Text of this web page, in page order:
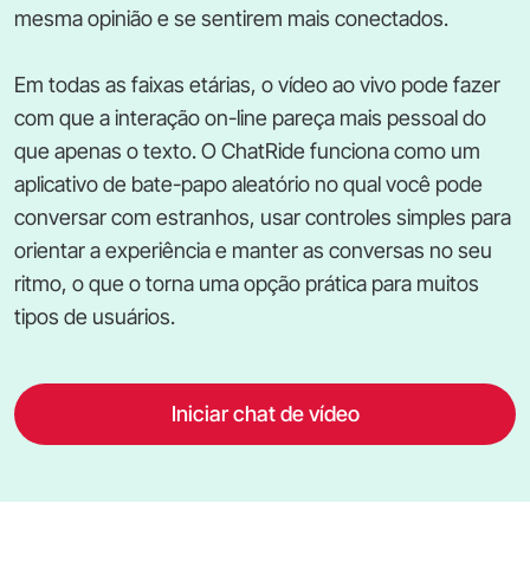
mesma opinião e se sentirem mais conectados.
Em todas as faixas etárias, o vídeo ao vivo pode fazer
com que a interação on-line pareça mais pessoal do
que apenas o texto. O ChatRide funciona como um
aplicativo de bate-papo aleatório no qual você pode
conversar com estranhos, usar controles simples para
orientar a experiência e manter as conversas no seu
ritmo, o que o torna uma opção prática para muitos
tipos de usuários.
Iniciar chat de vídeo